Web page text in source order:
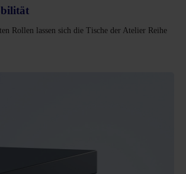
Rollen lassen sich die Tische der Atelier Reihe